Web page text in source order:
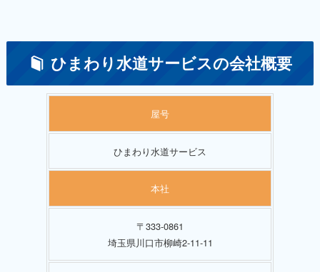
ひまわり水道サービスの会社概要
屋号
ひまわり水道サービス
本社
〒333-0861
埼玉県川口市柳崎2-11-11